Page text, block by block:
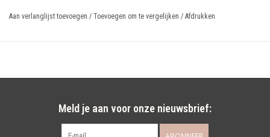
Aan verlanglijst toevoegen / Toevoegen om te vergelijken / Afdrukken
Meld je aan voor onze nieuwsbrief: